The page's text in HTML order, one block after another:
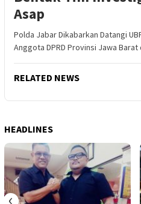
Asap
Polda Jabar Dikabarkan Datangi
Anggota DPRD Provinsi Jawa
RELATED NEWS
HEADLINES
‹